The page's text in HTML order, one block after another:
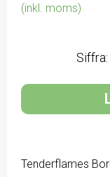
(inkl. moms)
Siffra:
Tenderflames